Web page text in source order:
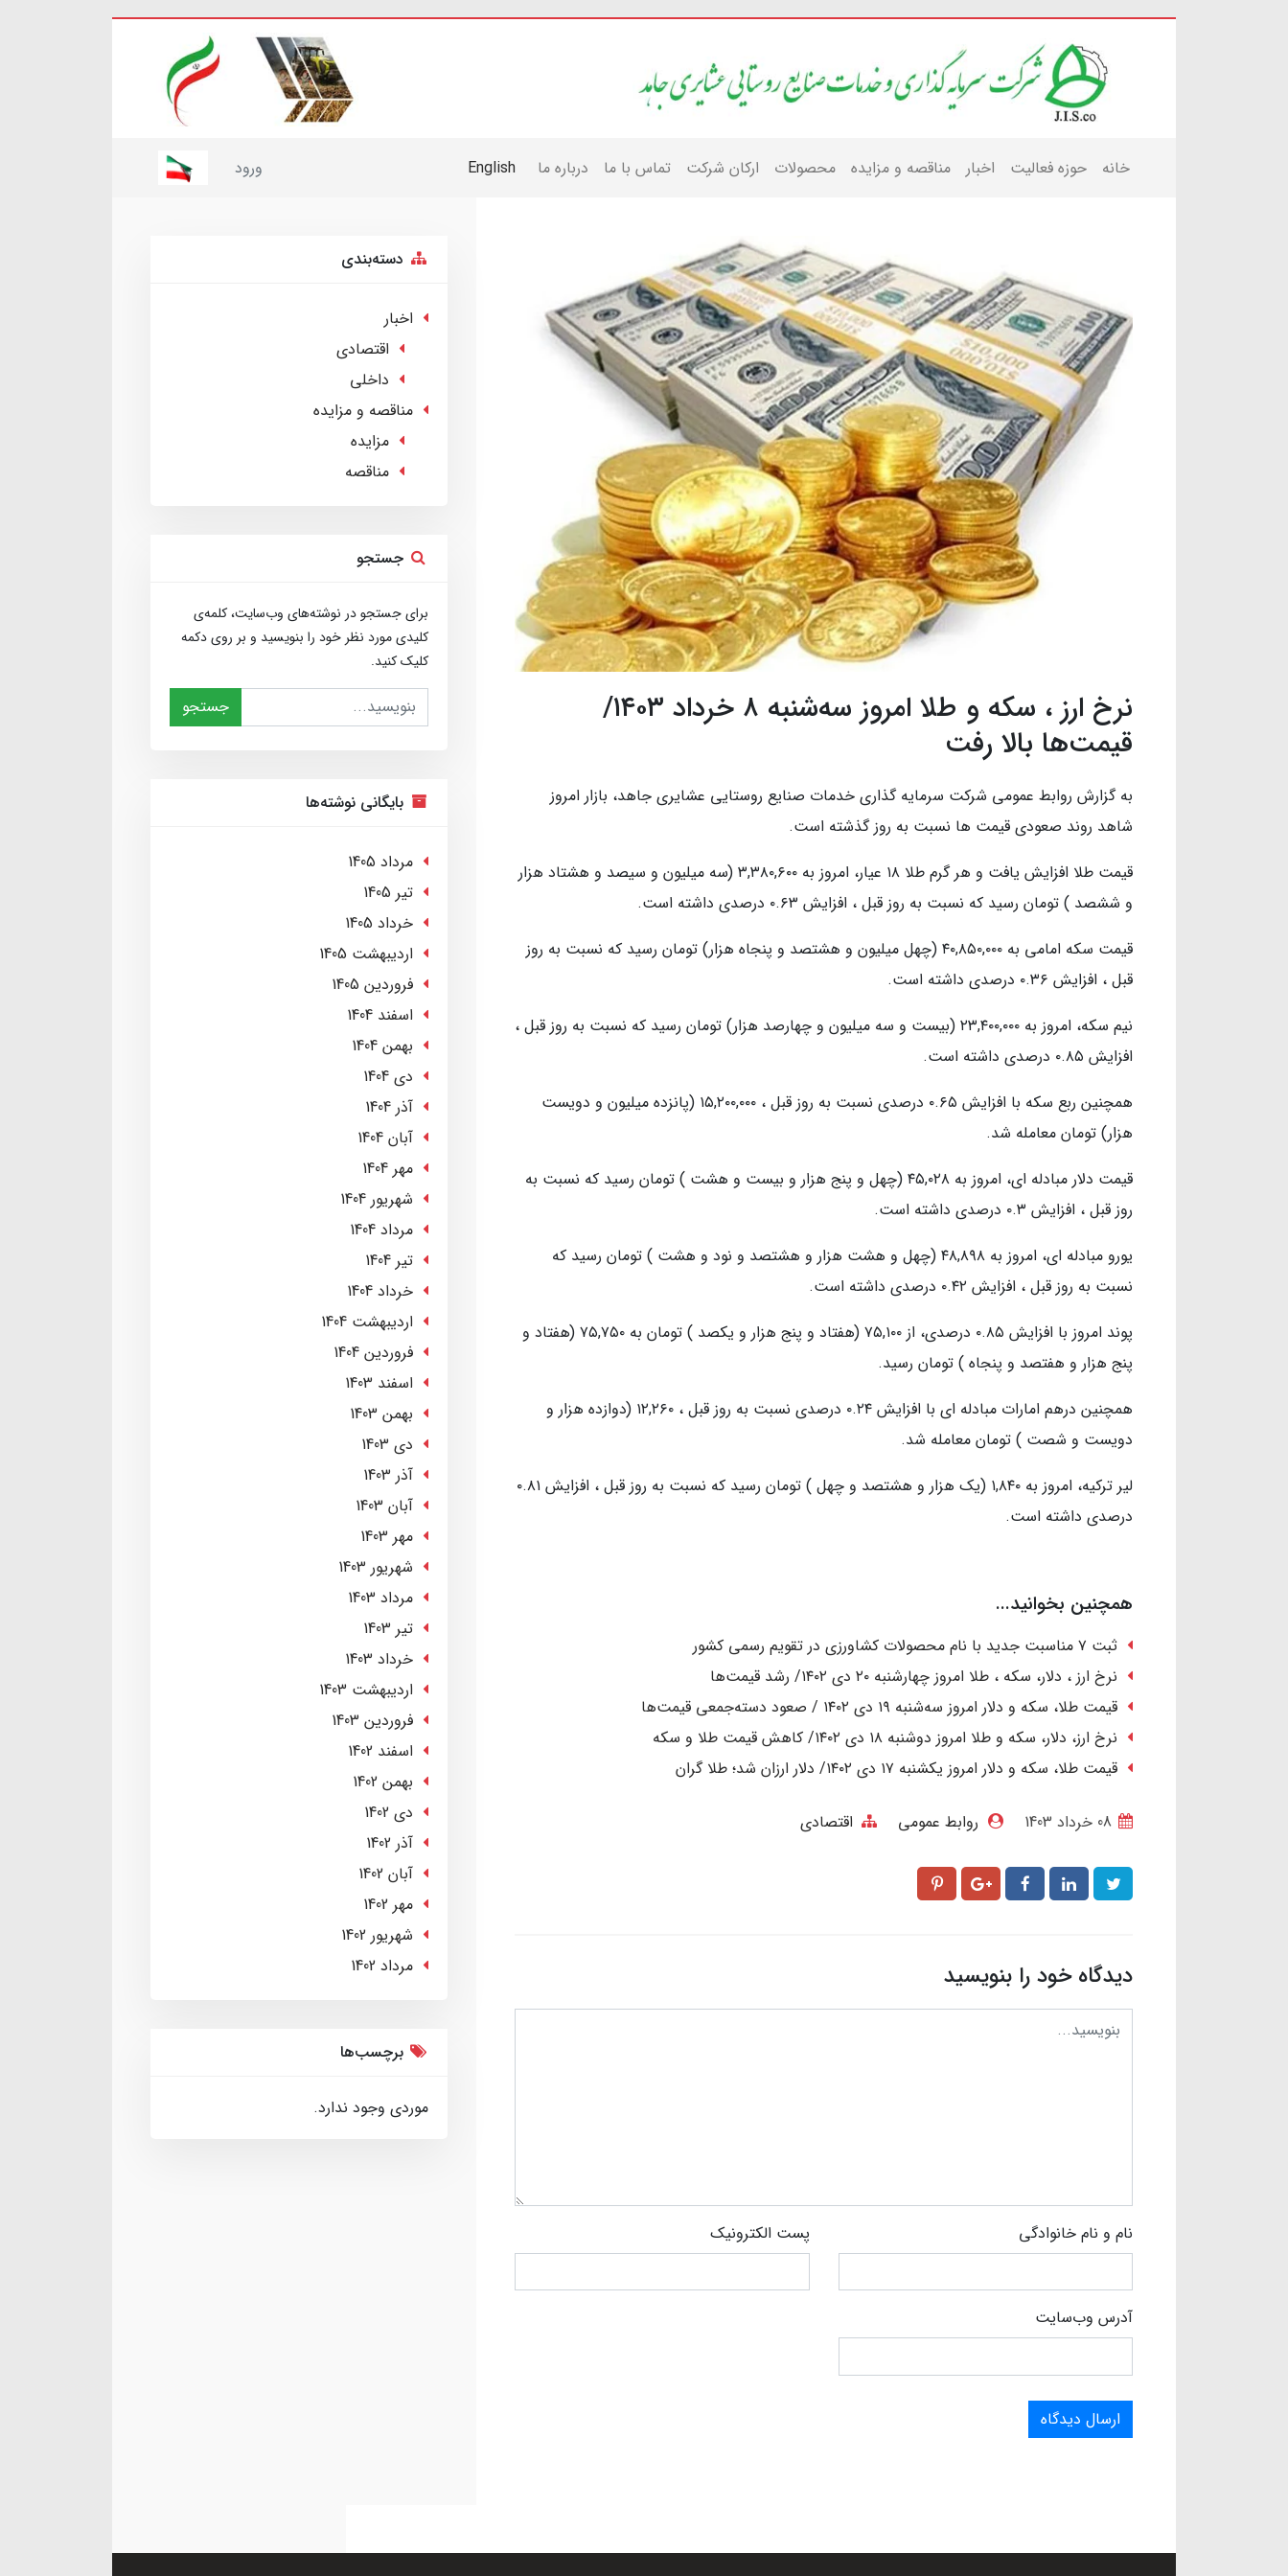
خانه حوزه فعالیت اخبار مناقصه و مزایده محصولات ارکان شرکت تماس با ما درباره ما English ورود
نرخ ارز ، سکه و طلا امروز سه‌شنبه ۸ خرداد ۱۴۰۳/
قیمت‌ها بالا رفت
به گزارش روابط عمومی شرکت سرمایه گذاری خدمات صنایع روستایی عشایری جاهد، بازار امروز
شاهد روند صعودی قیمت ها نسبت به روز گذشته است.
قیمت طلا افزایش یافت و هر گرم طلا ۱۸ عیار، امروز به ۳,۳۸۰,۶۰۰ (سه میلیون و سیصد و هشتاد هزار
و ششصد ) تومان رسید که نسبت به روز قبل ، افزایش ۰.۶۳ درصدی داشته است.
قیمت سکه امامی به ۴۰,۸۵۰,۰۰۰ (چهل میلیون و هشتصد و پنجاه هزار) تومان رسید که نسبت به روز
قبل ، افزایش ۰.۳۶ درصدی داشته است.
نیم سکه، امروز به ۲۳,۴۰۰,۰۰۰ (بیست و سه میلیون و چهارصد هزار) تومان رسید که نسبت به روز قبل ،
افزایش ۰.۸۵ درصدی داشته است.
همچنین ربع سکه با افزایش ۰.۶۵ درصدی نسبت به روز قبل ، ۱۵,۲۰۰,۰۰۰ (پانزده میلیون و دویست
هزار) تومان معامله شد.
قیمت دلار مبادله ای، امروز به ۴۵,۰۲۸ (چهل و پنج هزار و بیست و هشت ) تومان رسید که نسبت به
روز قبل ، افزایش ۰.۳ درصدی داشته است.
یورو مبادله ای، امروز به ۴۸,۸۹۸ (چهل و هشت هزار و هشتصد و نود و هشت ) تومان رسید که
نسبت به روز قبل ، افزایش ۰.۴۲ درصدی داشته است.
پوند امروز با افزایش ۰.۸۵ درصدی، از ۷۵,۱۰۰ (هفتاد و پنج هزار و یکصد ) تومان به ۷۵,۷۵۰ (هفتاد و
پنج هزار و هفتصد و پنجاه ) تومان رسید.
همچنین درهم امارات مبادله ای با افزایش ۰.۲۴ درصدی نسبت به روز قبل ، ۱۲,۲۶۰ (دوازده هزار و
دویست و شصت ) تومان معامله شد.
لیر ترکیه، امروز به ۱,۸۴۰ (یک هزار و هشتصد و چهل ) تومان رسید که نسبت به روز قبل ، افزایش ۰.۸۱
درصدی داشته است.
همچنین بخوانید...
ثبت ۷ مناسبت جدید با نام محصولات کشاورزی در تقویم رسمی کشور
نرخ ارز ، دلار، سکه ، طلا امروز چهارشنبه ۲۰ دی ۱۴۰۲/ رشد قیمت‌ها
قیمت طلا، سکه و دلار امروز سه‌شنبه ۱۹ دی ۱۴۰۲ / صعود دسته‌جمعی قیمت‌ها
نرخ ارز، دلار، سکه و طلا امروز دوشنبه ۱۸ دی ۱۴۰۲/ کاهش قیمت طلا و سکه
قیمت طلا، سکه و دلار امروز یکشنبه ۱۷ دی ۱۴۰۲/ دلار ارزان شد؛ طلا گران
روابط عمومی اقتصادی
دیدگاه خود را بنویسید
نام و نام خانوادگی پست الکترونیک
آدرس وب‌سایت
ارسال دیدگاه
دسته‌بندی
اخبار
اقتصادی
داخلی
مناقصه و مزایده
مزایده
مناقصه
جستجو
برای جستجو در نوشته‌های وب‌سایت، کلمه‌ی
کلیدی مورد نظر خود را بنویسید و بر روی دکمه
کلیک کنید.
جستجو
بایگانی نوشته‌ها
مرداد 1405
تير 1405
خرداد 1405
ارديبهشت 1405
فروردین 1405
اسفند 1404
بهمن 1404
دی 1404
آذر 1404
آبان 1404
مهر 1404
شهریور 1404
مرداد 1404
تير 1404
خرداد 1404
ارديبهشت 1404
فروردین 1404
اسفند 1403
بهمن 1403
دی 1403
آذر 1403
آبان 1403
مهر 1403
شهریور 1403
مرداد 1403
تير 1403
خرداد 1403
ارديبهشت 1403
فروردین 1403
اسفند 1402
بهمن 1402
دی 1402
آذر 1402
آبان 1402
مهر 1402
شهریور 1402
مرداد 1402
برچسب‌ها
موردی وجود ندارد.